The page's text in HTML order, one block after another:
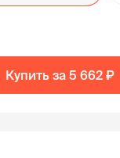
Купить за 5 662 ₽